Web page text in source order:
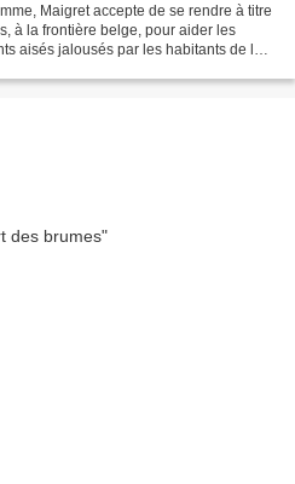
Maigret accepte de se rendre à titre
à la frontière belge, pour aider les
aisés jalousés par les habitants de la